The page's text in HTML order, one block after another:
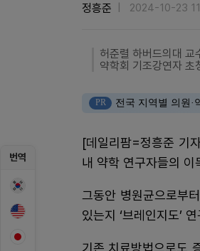
번역
정흥준 2024-10-23
허준렬 하버드의대
약학회 기조강연자 초
PR 전국 지역별 의원
[데일리팜=정흥준 기
내 약학 연구자들의 이
그동안 병원균으로부
있는지 ‘브레인지도’
기존 치료방법으로도